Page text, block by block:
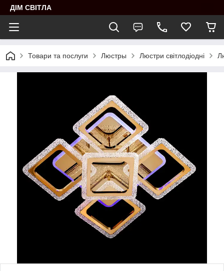
ДІМ СВІТЛА
Товари та послуги Люстры Люстри світлодіодні